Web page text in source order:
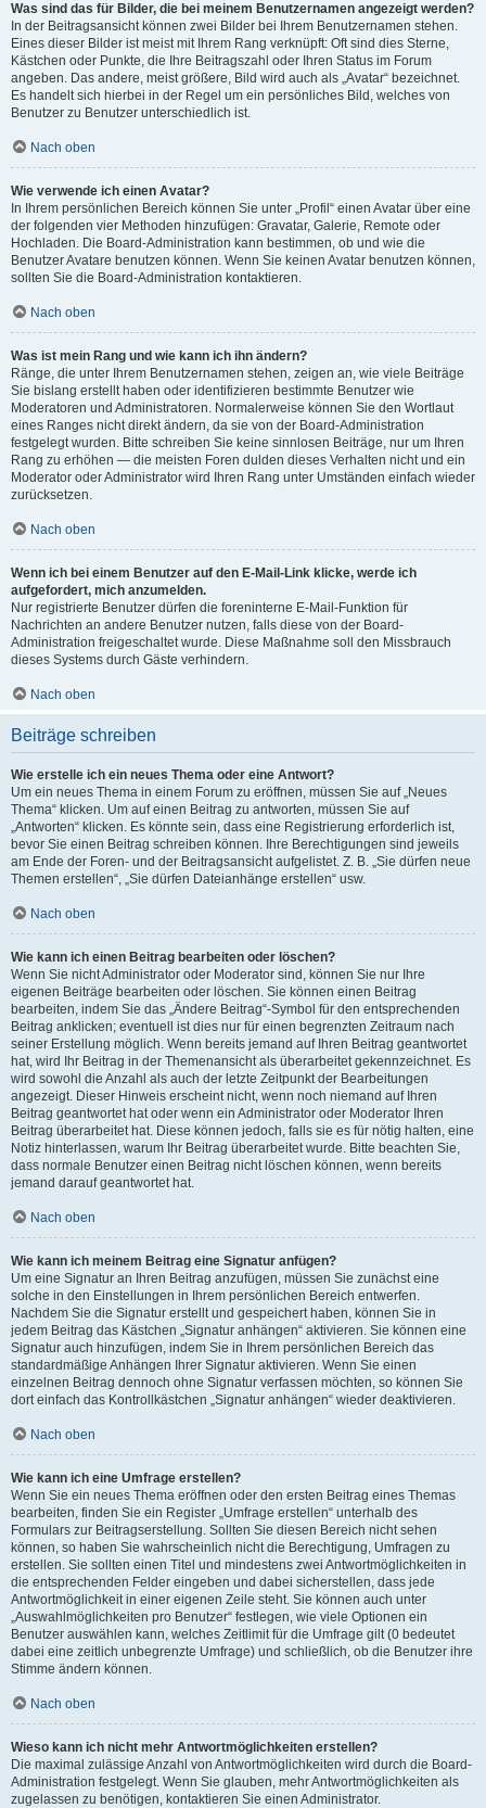
Was sind das für Bilder, die bei meinem Benutzernamen angezeigt werden?
In der Beitragsansicht können zwei Bilder bei Ihrem Benutzernamen stehen.
Eines dieser Bilder ist meist mit Ihrem Rang verknüpft: Oft sind dies Sterne,
Kästchen oder Punkte, die Ihre Beitragszahl oder Ihren Status im Forum
angeben. Das andere, meist größere, Bild wird auch als „Avatar“ bezeichnet.
Es handelt sich hierbei in der Regel um ein persönliches Bild, welches von
Benutzer zu Benutzer unterschiedlich ist.
Nach oben
Wie verwende ich einen Avatar?
In Ihrem persönlichen Bereich können Sie unter „Profil“ einen Avatar über eine
der folgenden vier Methoden hinzufügen: Gravatar, Galerie, Remote oder
Hochladen. Die Board-Administration kann bestimmen, ob und wie die
Benutzer Avatare benutzen können. Wenn Sie keinen Avatar benutzen können,
sollten Sie die Board-Administration kontaktieren.
Nach oben
Was ist mein Rang und wie kann ich ihn ändern?
Ränge, die unter Ihrem Benutzernamen stehen, zeigen an, wie viele Beiträge
Sie bislang erstellt haben oder identifizieren bestimmte Benutzer wie
Moderatoren und Administratoren. Normalerweise können Sie den Wortlaut
eines Ranges nicht direkt ändern, da sie von der Board-Administration
festgelegt wurden. Bitte schreiben Sie keine sinnlosen Beiträge, nur um Ihren
Rang zu erhöhen — die meisten Foren dulden dieses Verhalten nicht und ein
Moderator oder Administrator wird Ihren Rang unter Umständen einfach wieder
zurücksetzen.
Nach oben
Wenn ich bei einem Benutzer auf den E-Mail-Link klicke, werde ich
aufgefordert, mich anzumelden.
Nur registrierte Benutzer dürfen die foreninterne E-Mail-Funktion für
Nachrichten an andere Benutzer nutzen, falls diese von der Board-
Administration freigeschaltet wurde. Diese Maßnahme soll den Missbrauch
dieses Systems durch Gäste verhindern.
Nach oben
Beiträge schreiben
Wie erstelle ich ein neues Thema oder eine Antwort?
Um ein neues Thema in einem Forum zu eröffnen, müssen Sie auf „Neues
Thema“ klicken. Um auf einen Beitrag zu antworten, müssen Sie auf
„Antworten“ klicken. Es könnte sein, dass eine Registrierung erforderlich ist,
bevor Sie einen Beitrag schreiben können. Ihre Berechtigungen sind jeweils
am Ende der Foren- und der Beitragsansicht aufgelistet. Z. B. „Sie dürfen neue
Themen erstellen“, „Sie dürfen Dateianhänge erstellen“ usw.
Nach oben
Wie kann ich einen Beitrag bearbeiten oder löschen?
Wenn Sie nicht Administrator oder Moderator sind, können Sie nur Ihre
eigenen Beiträge bearbeiten oder löschen. Sie können einen Beitrag
bearbeiten, indem Sie das „Ändere Beitrag“-Symbol für den entsprechenden
Beitrag anklicken; eventuell ist dies nur für einen begrenzten Zeitraum nach
seiner Erstellung möglich. Wenn bereits jemand auf Ihren Beitrag geantwortet
hat, wird Ihr Beitrag in der Themenansicht als überarbeitet gekennzeichnet. Es
wird sowohl die Anzahl als auch der letzte Zeitpunkt der Bearbeitungen
angezeigt. Dieser Hinweis erscheint nicht, wenn noch niemand auf Ihren
Beitrag geantwortet hat oder wenn ein Administrator oder Moderator Ihren
Beitrag überarbeitet hat. Diese können jedoch, falls sie es für nötig halten, eine
Notiz hinterlassen, warum Ihr Beitrag überarbeitet wurde. Bitte beachten Sie,
dass normale Benutzer einen Beitrag nicht löschen können, wenn bereits
jemand darauf geantwortet hat.
Nach oben
Wie kann ich meinem Beitrag eine Signatur anfügen?
Um eine Signatur an Ihren Beitrag anzufügen, müssen Sie zunächst eine
solche in den Einstellungen in Ihrem persönlichen Bereich entwerfen.
Nachdem Sie die Signatur erstellt und gespeichert haben, können Sie in
jedem Beitrag das Kästchen „Signatur anhängen“ aktivieren. Sie können eine
Signatur auch hinzufügen, indem Sie in Ihrem persönlichen Bereich das
standardmäßige Anhängen Ihrer Signatur aktivieren. Wenn Sie einen
einzelnen Beitrag dennoch ohne Signatur verfassen möchten, so können Sie
dort einfach das Kontrollkästchen „Signatur anhängen“ wieder deaktivieren.
Nach oben
Wie kann ich eine Umfrage erstellen?
Wenn Sie ein neues Thema eröffnen oder den ersten Beitrag eines Themas
bearbeiten, finden Sie ein Register „Umfrage erstellen“ unterhalb des
Formulars zur Beitragserstellung. Sollten Sie diesen Bereich nicht sehen
können, so haben Sie wahrscheinlich nicht die Berechtigung, Umfragen zu
erstellen. Sie sollten einen Titel und mindestens zwei Antwortmöglichkeiten in
die entsprechenden Felder eingeben und dabei sicherstellen, dass jede
Antwortmöglichkeit in einer eigenen Zeile steht. Sie können auch unter
„Auswahlmöglichkeiten pro Benutzer“ festlegen, wie viele Optionen ein
Benutzer auswählen kann, welches Zeitlimit für die Umfrage gilt (0 bedeutet
dabei eine zeitlich unbegrenzte Umfrage) und schließlich, ob die Benutzer ihre
Stimme ändern können.
Nach oben
Wieso kann ich nicht mehr Antwortmöglichkeiten erstellen?
Die maximal zulässige Anzahl von Antwortmöglichkeiten wird durch die Board-
Administration festgelegt. Wenn Sie glauben, mehr Antwortmöglichkeiten als
zugelassen zu benötigen, kontaktieren Sie einen Administrator.